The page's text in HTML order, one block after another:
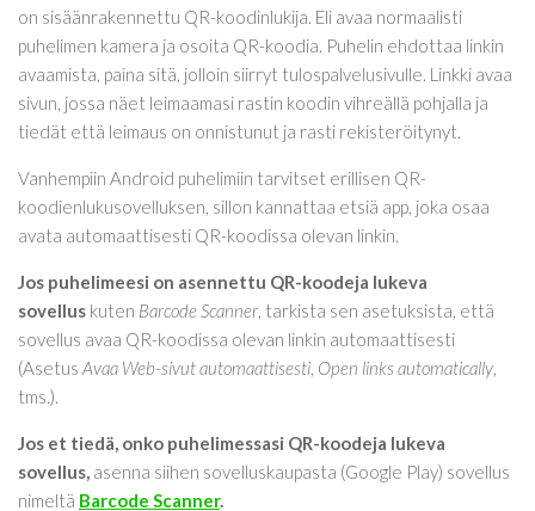
on sisäänrakennettu QR-koodinlukija. Eli avaa normaalisti
puhelimen kamera ja osoita QR-koodia. Puhelin ehdottaa linkin
avaamista, paina sitä, jolloin siirryt tulospalvelusivulle. Linkki avaa
sivun, jossa näet leimaamasi rastin koodin vihreällä pohjalla ja
tiedät että leimaus on onnistunut ja rasti rekisteröitynyt.
Vanhempiin Android puhelimiin tarvitset erillisen QR-
koodienlukusovelluksen, sillon kannattaa etsiä app, joka osaa
avata automaattisesti QR-koodissa olevan linkin.
Jos puhelimeesi on asennettu QR-koodeja lukeva
sovellus kuten Barcode Scanner, tarkista sen asetuksista, että
sovellus avaa QR-koodissa olevan linkin automaattisesti
(Asetus Avaa Web-sivut automaattisesti, Open links automatically,
tms.).
Jos et tiedä, onko puhelimessasi QR-koodeja lukeva
sovellus, asenna siihen sovelluskaupasta (Google Play) sovellus
nimeltä Barcode Scanner.